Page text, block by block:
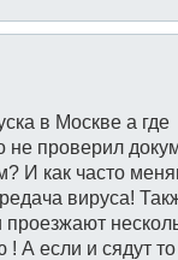
в Москве а где
не проверил
И как часто
вируса!
! А если и сядут